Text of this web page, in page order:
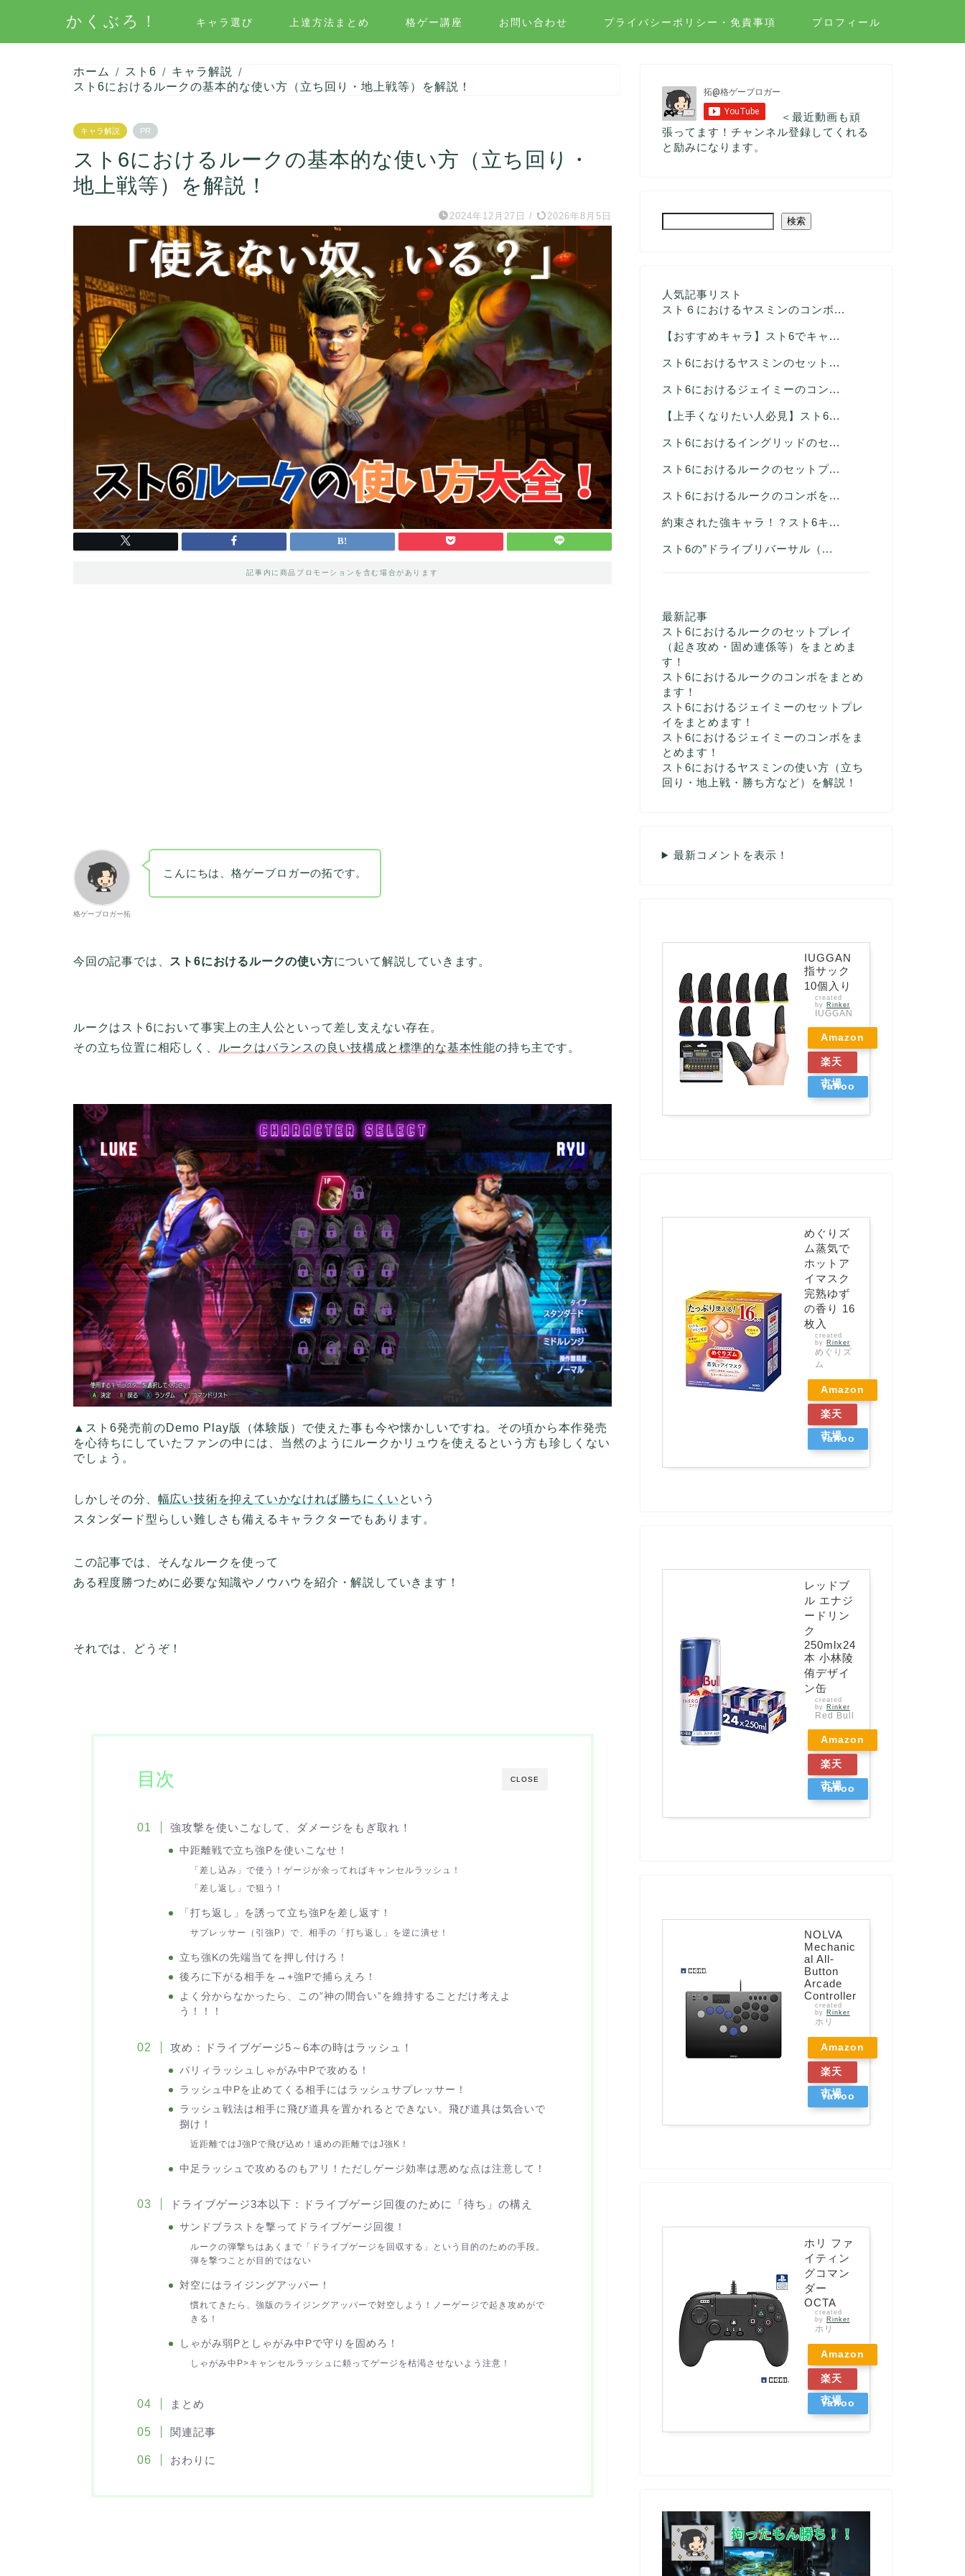
かくぶろ！ キャラ選び 上達方法まとめ 格ゲー講座 お問い合わせ プライバシーポリシー・免責事項 プロフィール
ホーム スト6
キャラ解説
スト6におけるルークの基本的な使い方（立ち回り・地上戦等）を解説！
キャラ解説 PR
スト6におけるルークの基本的な使い方（立ち回り・
地上戦等）を解説！
2024年12月27日 / 2026年8月5日
記事内に商品プロモーションを含む場合があります
格ゲーブロガー拓
こんにちは、格ゲーブロガーの拓です。
今回の記事では、 スト6におけるルークの使い方について解説していきます。
ルークはスト6において事実上の主人公といって差し支えない存在。
その立ち位置に相応しく、
ルークはバランスの良い技構成と標準的な基本性能の持ち主です。
▲スト6発売前のDemo Play版（体験版）で使えた事も今や懐かしいですね。その頃から本作発売
を心待ちにしていたファンの中には、当然のようにルークかリュウを使えるという方も珍しくない
でしょう。
しかしその分、 幅広い技術を抑えていかなければ勝ちにくい という
スタンダード型らしい難しさも備えるキャラクターでもあります。
この記事では、そんなルークを使って
ある程度勝つために必要な知識やノウハウを紹介・解説していきます！
それでは、どうぞ！
CLOSE
目次
強攻撃を使いこなして、ダメージをもぎ取れ！
中距離戦で立ち強Pを使いこなせ！
「差し込み」で使う！ゲージが余ってればキャンセルラッシュ！
「差し返し」で狙う！
「打ち返し」を誘って立ち強Pを差し返す！
サプレッサー（引強P）で、相手の「打ち返し」を逆に潰せ！
立ち強Kの先端当てを押し付けろ！
後ろに下がる相手を→+強Pで捕らえろ！
よく分からなかったら、この”神の間合い”を維持することだけ考えよ
う！！！
攻め：ドライブゲージ5～6本の時はラッシュ！
パリィラッシュしゃがみ中Pで攻める！
ラッシュ中Pを止めてくる相手にはラッシュサプレッサー！
ラッシュ戦法は相手に飛び道具を置かれるとできない。飛び道具は気合いで
捌け！
近距離ではJ強Pで飛び込め！遠めの距離ではJ強K！
中足ラッシュで攻めるのもアリ！ただしゲージ効率は悪めな点は注意して！
ドライブゲージ3本以下：ドライブゲージ回復のために「待ち」の構え
サンドブラストを撃ってドライブゲージ回復！
ルークの弾撃ちはあくまで「ドライブゲージを回収する」という目的のための手段。
弾を撃つことが目的ではない
対空にはライジングアッパー！
慣れてきたら、強版のライジングアッパーで対空しよう！ノーゲージで起き攻めがで
きる！
しゃがみ弱Pとしゃがみ中Pで守りを固めろ！
しゃがみ中P>キャンセルラッシュに頼ってゲージを枯渇させないよう注意！
まとめ
関連記事
おわりに
＜最近動画も頑
張ってます！チャンネル登録してくれる
と励みになります。
検索
人気記事リスト
スト６におけるヤスミンのコンボ...
【おすすめキャラ】スト6でキャ...
スト6におけるヤスミンのセット...
スト6におけるジェイミーのコン...
【上手くなりたい人必見】スト6...
スト6におけるイングリッドのセ...
スト6におけるルークのセットプ...
スト6におけるルークのコンボを...
約束された強キャラ！？スト6キ...
スト6の”ドライブリバーサル（...
最新記事
スト6におけるルークのセットプレイ
（起き攻め・固め連係等）をまとめま
す！
スト6におけるルークのコンボをまとめ
ます！
スト6におけるジェイミーのセットプレ
イをまとめます！
スト6におけるジェイミーのコンボをま
とめます！
スト6におけるヤスミンの使い方（立ち
回り・地上戦・勝ち方など）を解説！
最新コメントを表示！
IUGGAN
指サック
10個入り
created
by Rinker
IUGGAN
Amazon
楽天
市場
Yahoo
めぐりズ
ム蒸気で
ホットア
イマスク
完熟ゆず
の香り 16
枚入
created
by Rinker
めぐりズ
ム
Amazon
楽天
市場
Yahoo
レッドブ
ル エナジ
ードリン
ク
250mlx24
本 小林陵
侑デザイ
ン缶
created
by Rinker
Red Bull
Amazon
楽天
市場
Yahoo
NOLVA
Mechanic
al All-
Button
Arcade
Controller
created
by Rinker
ホリ
Amazon
楽天
市場
Yahoo
ホリ ファ
イティン
グコマン
ダー
OCTA
created
by Rinker
ホリ
Amazon
楽天
市場
Yahoo